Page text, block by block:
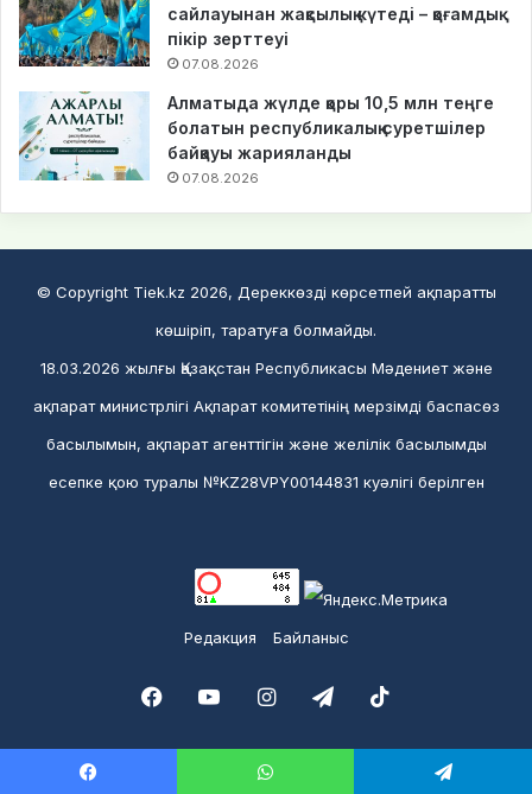
сайлауынан жақсылық күтеді – қоғамдық
пікір зерттеуі
07.08.2026
Алматыда жүлде қоры 10,5 млн теңге
болатын республикалық суретшілер
байқауы жарияланды
07.08.2026
© Copyright Tiek.kz 2026, Дереккөзді көрсетпей ақпаратты
көшіріп, таратуға болмайды.
18.03.2026 жылғы Қазақстан Республикасы Мәдениет және
ақпарат министрлігі Ақпарат комитетінің мерзімді баспасөз
басылымын, ақпарат агенттігін және желілік басылымды
есепке қою туралы №KZ28VPY00144831 куәлігі берілген
Редакция Байланыс
FacebookYouTubeInstagramTelegram